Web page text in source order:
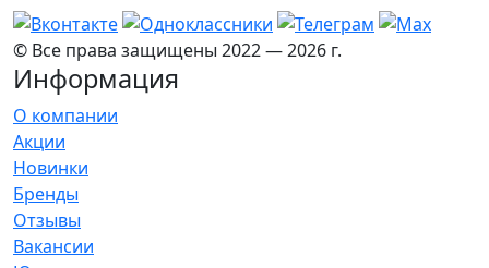
©️ Все права защищены 2022 — 2026 г.
Информация
О компании
Акции
Новинки
Бренды
Отзывы
Вакансии